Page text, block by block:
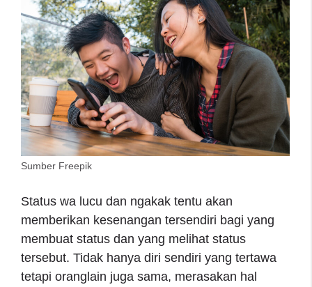
Sumber Freepik
Status wa lucu dan ngakak tentu akan
memberikan kesenangan tersendiri bagi yang
membuat status dan yang melihat status
tersebut. Tidak hanya diri sendiri yang tertawa
tetapi oranglain juga sama, merasakan hal